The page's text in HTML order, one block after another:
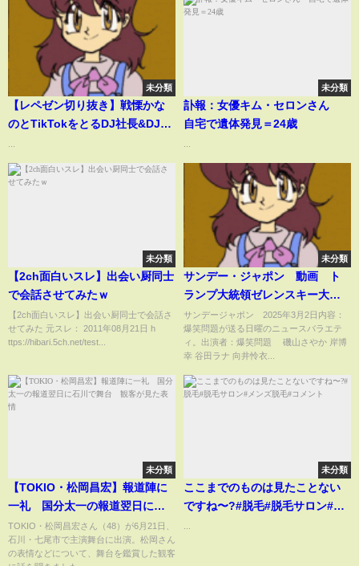
未分類
【レペゼン切り抜き】戦慄かな
のとTikTokをとるDJ社長&DJま
切り抜き】#djふぉい #dj社長
#shorts #レペゼンフォックス #
未分類
訃報：女優キム・セロンさん
自宅で遺体発見＝24歳
未分類
【2ch面白いスレ】出会い厨同士
で会話させてみたｗ
【2ch面白いスレ】出会い厨同士で会話さ
せてみた 元スレ： 2011年08月21日 h
ttps://hibari.5ch.net/test...
未分類
サンデー・ジャポン 動画 ト
ランプ大統領ゼレンスキー大統
領、激しい口論で会談決裂 3月
2日
サンデージャポン 2025年3月2日内容：
爆笑問題が送る日曜のニュースバラエテ
ィ。出演者：爆笑問題 磯山さやか 岸博
幸 谷田ラナ 向井怜衣...
未分類
【TOKIO・松岡昌宏】報道陣に
一礼 国分太一の報道翌日に石
川で舞台 観客が見た表情
TOKIO・松岡昌宏さん（48）が6月21日、
石川・七尾市で主演舞台に出演。松岡さん
の表情などについて、舞台を鑑賞した観客
未分類
ここまでのものは見たことない
ですね〜?#脱毛#脱毛サロン#メ